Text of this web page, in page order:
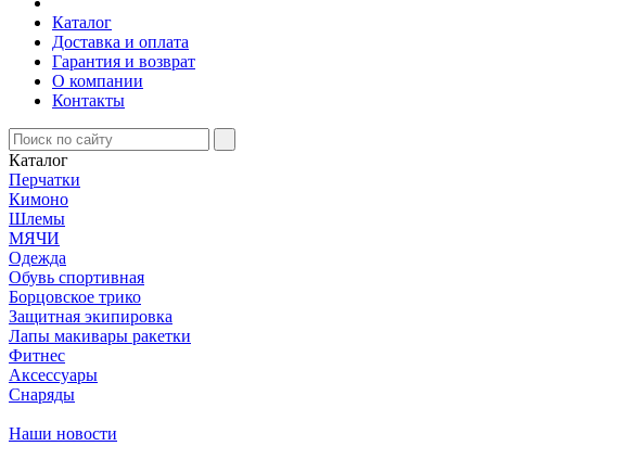
Каталог
Доставка и оплата
Гарантия и возврат
О компании
Контакты
Каталог
Перчатки
Кимоно
Шлемы
МЯЧИ
Одежда
Обувь спортивная
Борцовское трико
Защитная экипировка
Лапы макивары ракетки
Фитнес
Аксессуары
Снаряды
Наши новости